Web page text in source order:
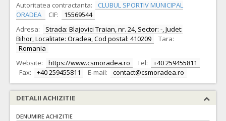
Autoritatea contractanta:
CLUBUL SPORTIV MUNICIPAL
ORADEA
CIF:
15569544
Adresa:
Strada: Blajovici Traian, nr. 24, Sector: -, Judet:
Bihor, Localitate: Oradea, Cod postal: 410209
Tara:
Romania
Website:
https://www.csmoradea.ro Tel:
+40 259455811
Fax:
+40 259455811 E-mail: contact@csmoradea.ro
DETALII ACHIZITIE
DENUMIRE ACHIZITIE